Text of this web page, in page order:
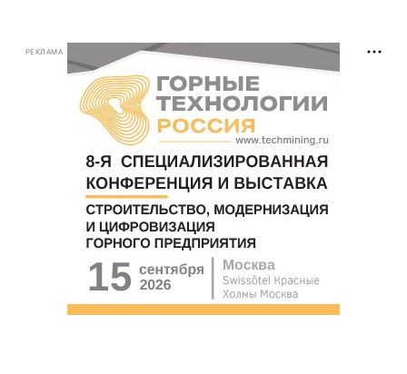
РЕКЛАМА